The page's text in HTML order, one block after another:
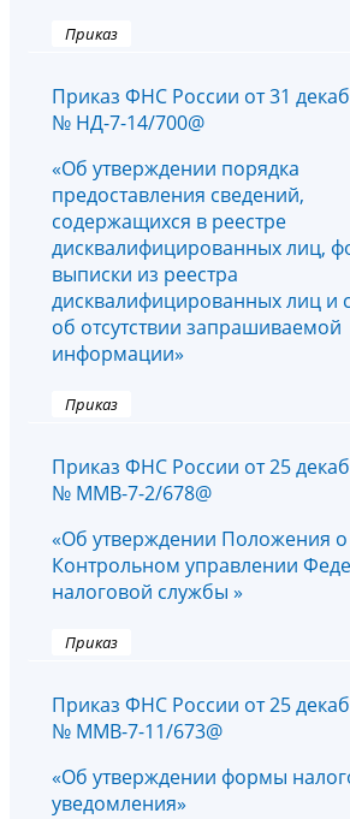
Приказ
Приказ ФНС России от 31
№ НД-7-14/700@
«Об утверждении порядка
предоставления сведений,
содержащихся в реестре
дисквалифицированных лиц,
выписки из реестра
дисквалифицированных лиц и
об отсутствии запрашиваемой
информации»
Приказ
Приказ ФНС России от 25
№ ММВ-7-2/678@
«Об утверждении Положения о
Контрольном управлении
налоговой службы »
Приказ
Приказ ФНС России от 25
№ ММВ-7-11/673@
«Об утверждении формы
уведомления»